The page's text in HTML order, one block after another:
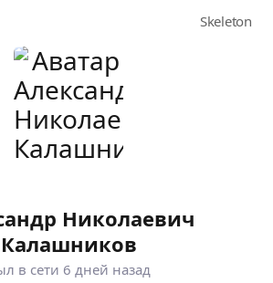
Николаевич
Калашников
в сети 6 дней назад